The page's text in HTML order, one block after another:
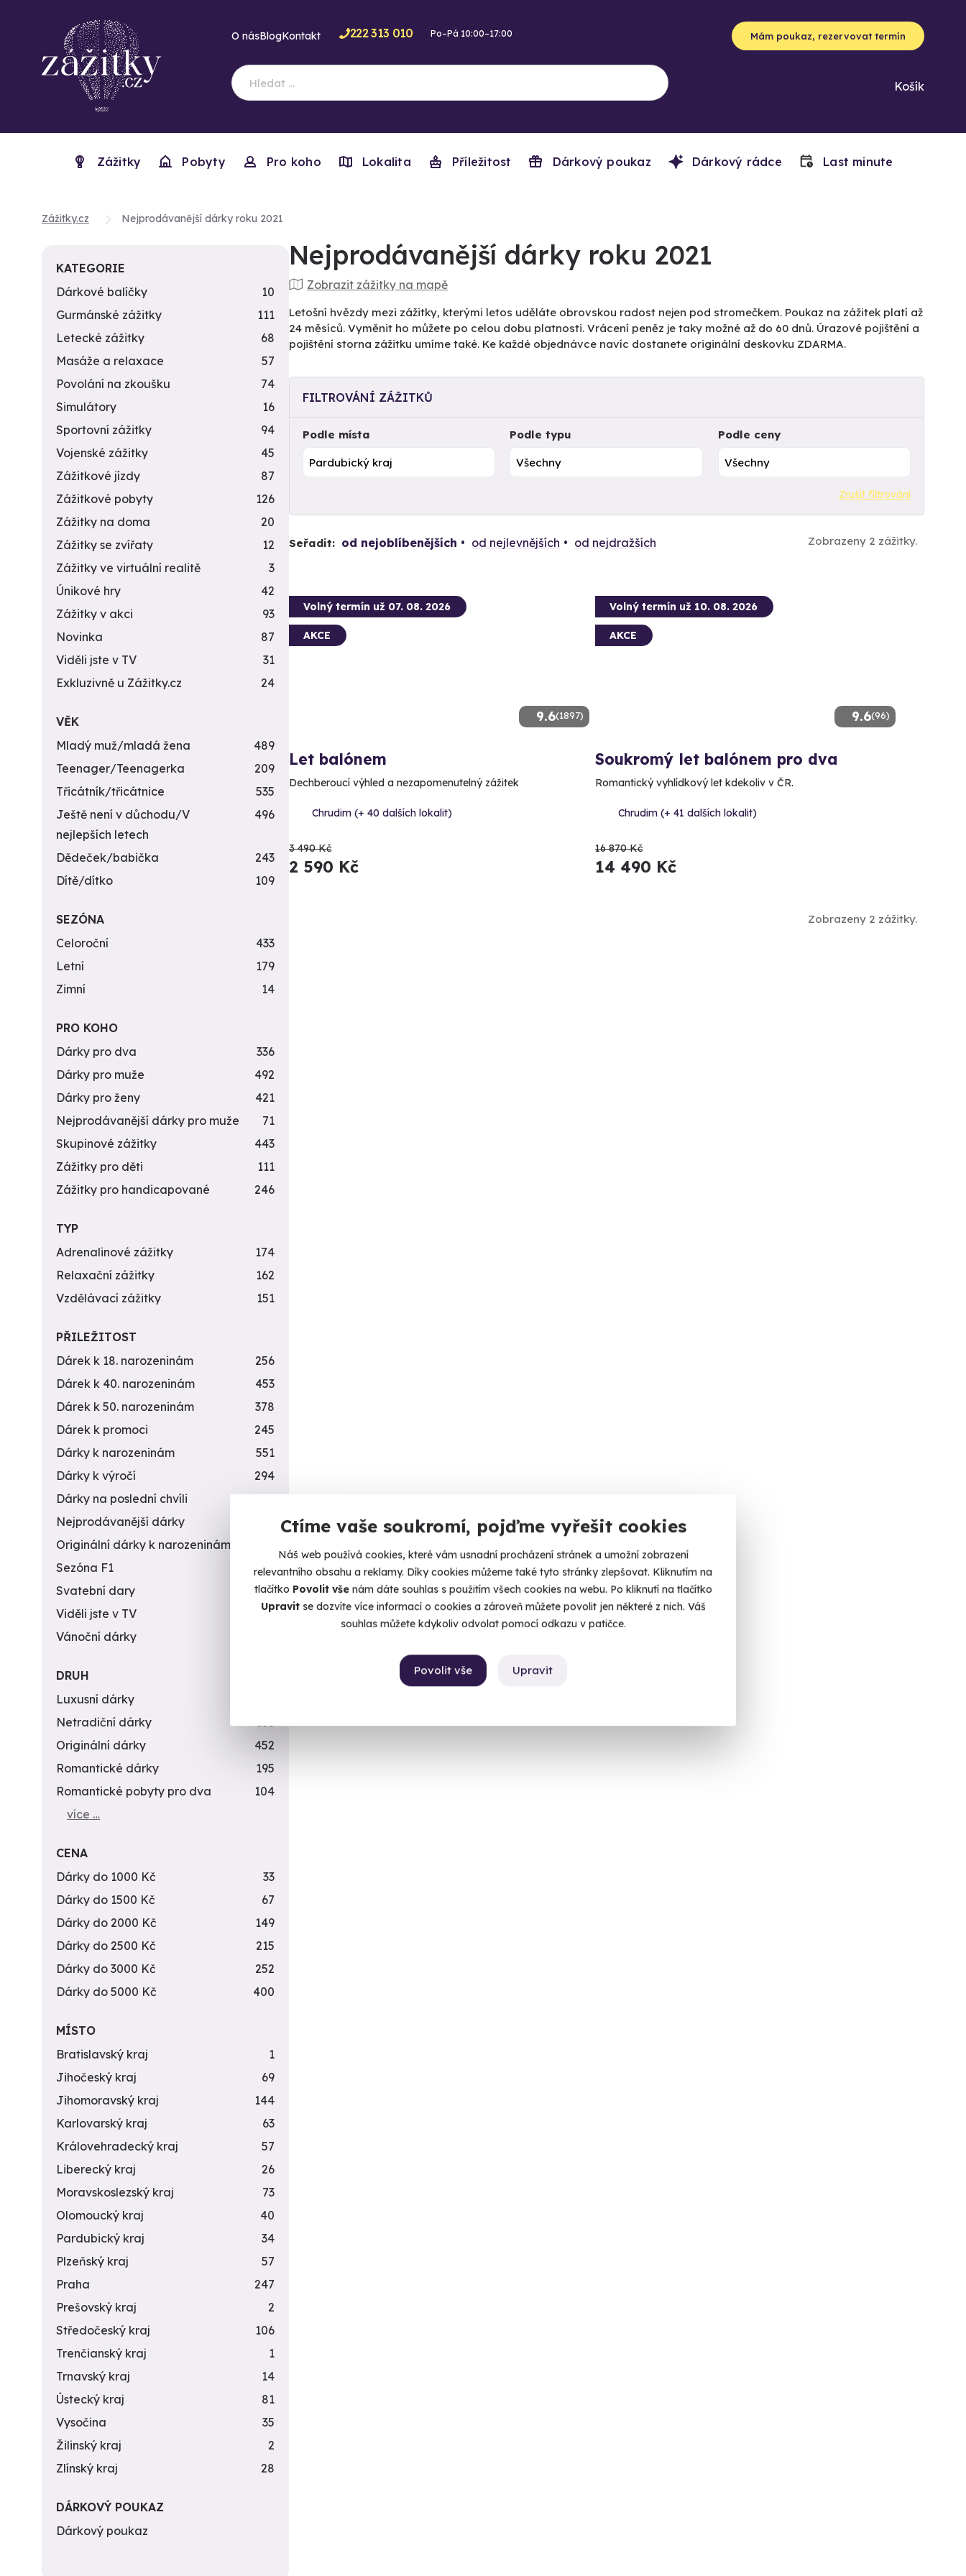
Ctíme vaše soukromí, pojďme vyřešit cookies
Náš web používá cookies, které vám usnadní procházení stránek a umožní zobrazení
relevantního obsahu a reklamy. Díky cookies můžeme také tyto stránky zlepšovat. Kliknutím na
tlačítko Povolit vše nám dáte souhlas s použitím všech cookies na webu. Po kliknutí na tlačítko
Upravitse dozvíte více informací o cookies a zároveň můžete povolit jen některé z nich. Váš
souhlas můžete kdykoliv odvolat pomocí odkazu v patičce.
Upravit
Povolit vše
O násBlogKontakt 222 313 010 Po–Pá 10:00–17:00 Mám poukaz, rezervovat termín
Košík
Zážitky Pobyty Pro koho Lokalita Příležitost Dárkový poukaz Dárkový rádce Last minute
Zážitky.cz Nejprodávanější dárky roku 2021
Nejprodávanější dárky roku 2021
Zobrazit zážitky na mapě
Letošní hvězdy mezi zážitky, kterými letos uděláte obrovskou radost nejen pod stromečkem. Poukaz na zážitek platí až
24 měsíců. Vyměnit ho můžete po celou dobu platnosti. Vrácení peněz je taky možné až do 60 dnů. Úrazové pojištění a
pojištění storna zážitku umíme také. Ke každé objednávce navíc dostanete originální deskovku ZDARMA.
FILTROVÁNÍ ZÁŽITKŮ
Podle místa Podle typu Podle ceny
Zrušit filtrování
Seřadit: od nejoblíbenějších od nejlevnějších od nejdražších Zobrazeny 2 zážitky.
9.6(1897)
Volný termín už 07. 08. 2026
AKCE
Let balónem
Dechberoucí výhled a nezapomenutelný zážitek
Chrudim (+ 40 dalších lokalit)
3 490 Kč
2 590 Kč
9.6(96)
Volný termín už 10. 08. 2026
AKCE
Soukromý let balónem pro dva
Romantický vyhlídkový let kdekoliv v ČR.
Chrudim (+ 41 dalších lokalit)
16 870 Kč
14 490 Kč
Zobrazeny 2 zážitky.
KATEGORIE
Dárkové balíčky
10
Gurmánské zážitky
111
Letecké zážitky
68
Masáže a relaxace
57
Povolání na zkoušku
74
Simulátory
16
Sportovní zážitky
94
Vojenské zážitky
45
Zážitkové jízdy
87
Zážitkové pobyty
126
Zážitky na doma
20
Zážitky se zvířaty
12
Zážitky ve virtuální realitě
3
Únikové hry
42
Zážitky v akci
93
Novinka
87
Viděli jste v TV
31
Exkluzivně u Zážitky.cz
24
VĚK
Mladý muž/mladá žena
489
Teenager/Teenagerka
209
Třicátník/třicátnice
535
Ještě není v důchodu/V
nejlepších letech
496
Dědeček/babička
243
Dítě/dítko
109
SEZÓNA
Celoroční
433
Letní
179
Zimní
14
PRO KOHO
Dárky pro dva
336
Dárky pro muže
492
Dárky pro ženy
421
Nejprodávanější dárky pro muže
71
Skupinové zážitky
443
Zážitky pro děti
111
Zážitky pro handicapované
246
TYP
Adrenalinové zážitky
174
Relaxační zážitky
162
Vzdělávací zážitky
151
PŘILEŽITOST
Dárek k 18. narozeninám
256
Dárek k 40. narozeninám
453
Dárek k 50. narozeninám
378
Dárek k promoci
245
Dárky k narozeninám
551
Dárky k výročí
294
Dárky na poslední chvíli
450
Nejprodávanější dárky
Originální dárky k narozeninám
Sezóna F1
4
Svatební dary
196
Viděli jste v TV
31
Vánoční dárky
DRUH
Luxusní dárky
Netradiční dárky
353
Originální dárky
452
Romantické dárky
195
Romantické pobyty pro dva
104
více …
CENA
Dárky do 1000 Kč
33
Dárky do 1500 Kč
67
Dárky do 2000 Kč
149
Dárky do 2500 Kč
215
Dárky do 3000 Kč
252
Dárky do 5000 Kč
400
MÍSTO
Bratislavský kraj
1
Jihočeský kraj
69
Jihomoravský kraj
144
Karlovarský kraj
63
Královehradecký kraj
57
Liberecký kraj
26
Moravskoslezský kraj
73
Olomoucký kraj
40
Pardubický kraj
34
Plzeňský kraj
57
Praha
247
Prešovský kraj
2
Středočeský kraj
106
Trenčianský kraj
1
Trnavský kraj
14
Ústecký kraj
81
Vysočina
35
Žilinský kraj
2
Zlínský kraj
28
DÁRKOVÝ POUKAZ
Dárkový poukaz